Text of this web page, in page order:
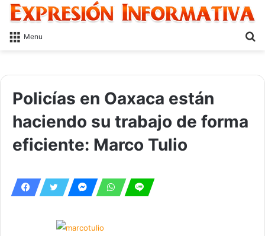
Menu
Policías en Oaxaca están
haciendo su trabajo de forma
eficiente: Marco Tulio